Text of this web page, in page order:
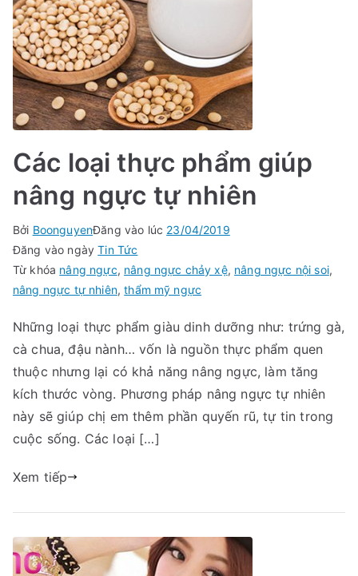
Các loại thực phẩm giúp
nâng ngực tự nhiên
Bởi BoonguyenĐăng vào lúc 23/04/2019
Đăng vào ngàyTin Tức
Từ khóa nâng ngực, nâng ngực chảy xệ, nâng ngực nội soi,
nâng ngực tự nhiên,thẩm mỹ ngực
Những loại thực phẩm giàu dinh dưỡng như: trứng gà,
cà chua, đậu nành… vốn là nguồn thực phẩm quen
thuộc nhưng lại có khả năng nâng ngực, làm tăng
kích thước vòng. Phương pháp nâng ngực tự nhiên
này sẽ giúp chị em thêm phần quyến rũ, tự tin trong
cuộc sống. Các loại […]
Xem tiếp